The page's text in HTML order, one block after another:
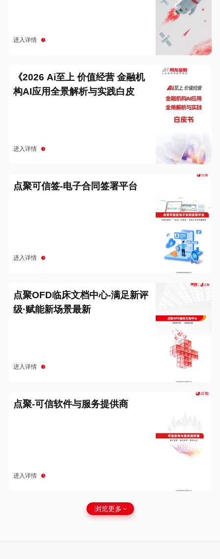
进入详情
《2026 Ai至上 价值经营 金融机
构AI应用全景解析与实践白皮
进入详情
点聚可信签-电子合同签署平台
进入详情
点聚OFD临床文档中心-满足新评
级·赋能新场景最新
进入详情
点聚-可信软件与服务提供商
进入详情
浏览更多